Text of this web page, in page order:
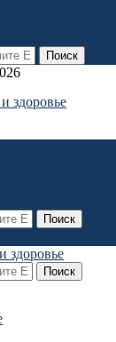
Поиск
Поиск
Поиск